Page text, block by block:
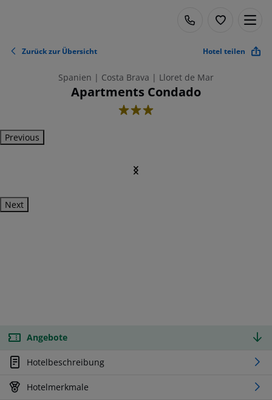
Zurück zur Übersicht Hotel teilen
Spanien | Costa Brava | Lloret de Mar
Apartments Condado
3
Previous
Next
Angebote
Hotelbeschreibung
Hotelmerkmale